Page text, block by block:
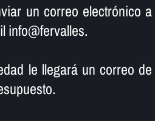
un correo electrónico a
info@fervalles.
le llegará un correo de